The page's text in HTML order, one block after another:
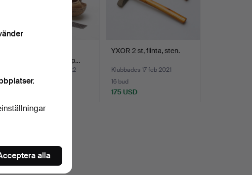
träföremål bl.a. skulp…
Klubbades 25 mar 2022
1 bud
YXOR 2 st, flinta, sten.
Klubbades 17 feb 2021
16 bud
175 USD
alla